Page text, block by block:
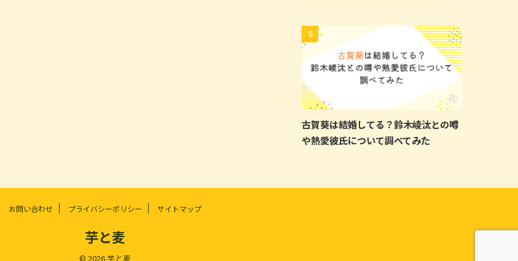
5
古賀葵は結婚してる？鈴木崚汰との噂
や熱愛彼氏について調べてみた
お問い合わせ プライバシーポリシー サイトマップ
芋と麦
© 2026 芋と麦